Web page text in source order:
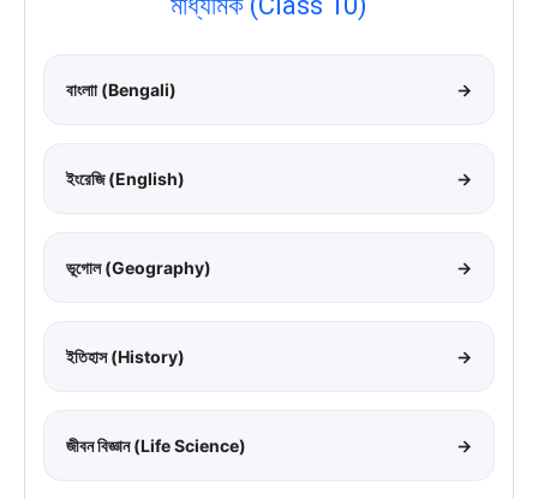
বাংলাা (Bengali) →
ইংরেজি (English) →
ভূগোল (Geography) →
ইতিহাস (History) →
জীবন বিজ্ঞান (Life Science) →